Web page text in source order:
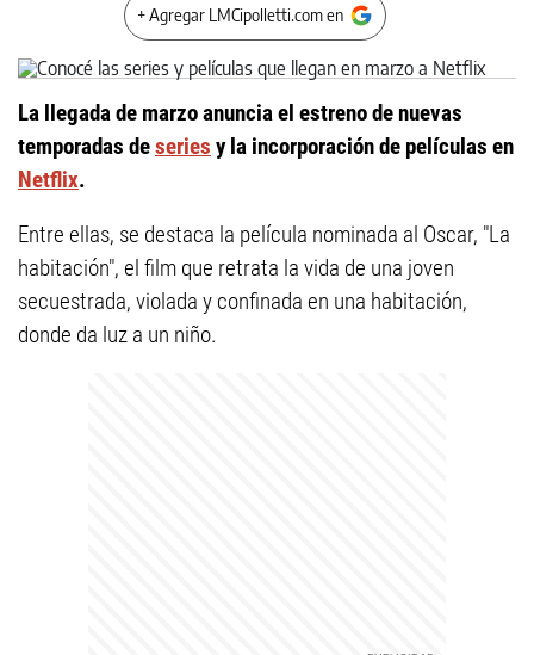
+ Agregar LMCipolletti.com en
La llegada de marzo anuncia el estreno de nuevas
temporadas deseries y la incorporación de películas en
Netflix.
Entre ellas, se destaca la película nominada al Oscar, "La
habitación", el film que retrata la vida de una joven
secuestrada, violada y confinada en una habitación,
donde da luz a un niño.